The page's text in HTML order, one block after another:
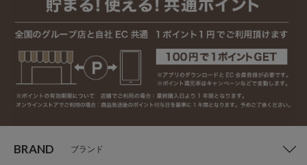
BRAND ブランド